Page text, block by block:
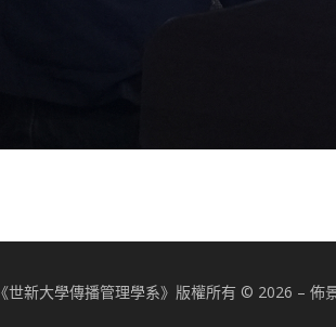
《世新大學傳播管理學系》版權所有 © 2026 – 佈